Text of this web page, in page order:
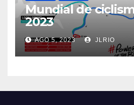
Mundial de
2023
AGO 5, 2023 JLRIO